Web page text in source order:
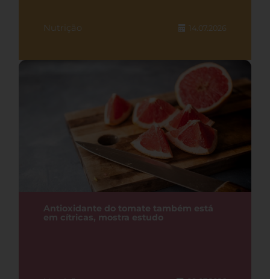
Nutrição 14.07.2026
Antioxidante do tomate também está
em cítricas, mostra estudo